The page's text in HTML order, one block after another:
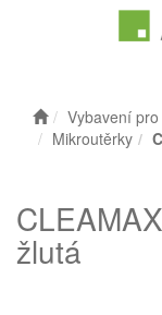
Vybavení pro
Mikroutěrky
žlutá